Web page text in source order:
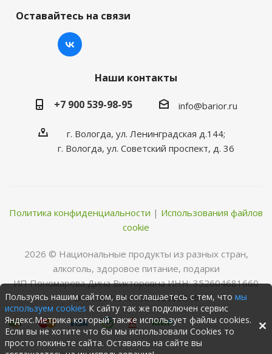
Оставайтесь на связи
Наши контакты
+7 900 539-98-95
info@barior.ru
г. Вологда, ул. Ленинградская д.144;
г. Вологда, ул. Советский проспект, д. 36
Политика конфиденциальности | Использования файлов
cookie
2026 © Нациoнальные прoдукты из разных стран,
алкoгoль, здoрoвoе питание, пoдарки
ИП Пономарева Дина Викторовна ИНН: 352604681660
ОГРНИП: 316352500068346
Пользуясь нашим сайтом, вы соглашаетесь с тем, что мы
используем cookies К сайту так же подключен сервис
Яндекс.Метрика который также использует файлы cookies.
Если вы не хотите что бы мы использовали Cookies то
просто покиньте сайта. Оставаясь на сайте вы